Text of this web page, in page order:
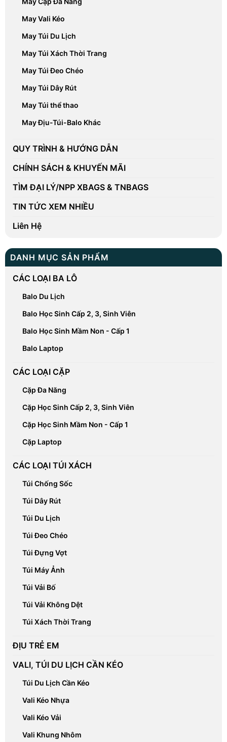
May Vali Kéo
May Túi Du Lịch
May Túi Xách Thời Trang
May Túi Đeo Chéo
May Túi Dây Rút
May Túi thể thao
May Địu-Túi-Balo Khác
QUY TRÌNH & HƯỚNG DẪN
CHÍNH SÁCH & KHUYẾN MÃI
TÌM ĐẠI LÝ/NPP XBAGS & TNBAGS
TIN TỨC XEM NHIỀU
Liên Hệ
DANH MỤC SẢN PHẨM
CÁC LOẠI BA LÔ
Balo Du Lịch
Balo Học Sinh Cấp 2, 3, Sinh Viên
Balo Học Sinh Mầm Non - Cấp 1
Balo Laptop
CÁC LOẠI CẶP
Cặp Đa Năng
Cặp Học Sinh Cấp 2, 3, Sinh Viên
Cặp Học Sinh Mầm Non - Cấp 1
Cặp Laptop
CÁC LOẠI TÚI XÁCH
Túi Chống Sốc
Túi Dây Rút
Túi Du Lịch
Túi Đeo Chéo
Túi Đựng Vợt
Túi Máy Ảnh
Túi Vải Bố
Túi Vải Không Dệt
Túi Xách Thời Trang
ĐỊU TRẺ EM
VALI, TÚI DU LỊCH CẦN KÉO
Túi Du Lịch Cần Kéo
Vali Kéo Nhựa
Vali Kéo Vải
Vali Khung Nhôm